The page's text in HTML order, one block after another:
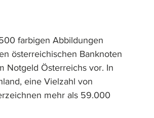
farbigen Abbildungen
österreichischen Bank­noten
Notgeld Österreichs vor. In
eine Vielzahl von
mehr als 59.000